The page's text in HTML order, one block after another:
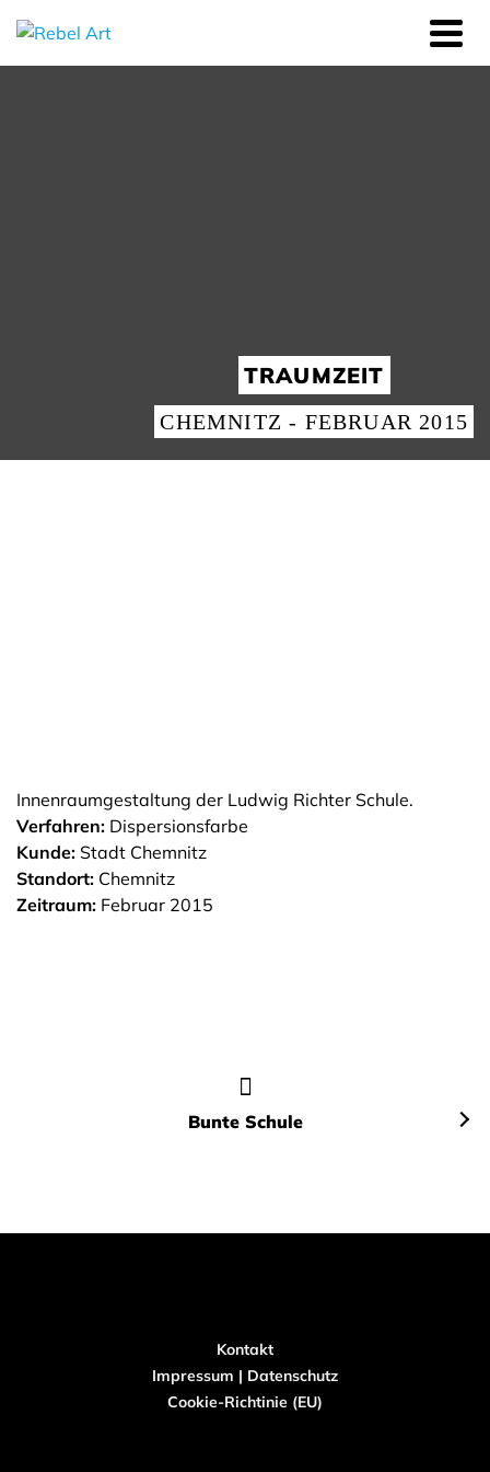
TRAUMZEIT
CHEMNITZ - FEBRUAR 2015
Innenraumgestaltung der Ludwig Richter Schule.
Verfahren: Dispersionsfarbe
Kunde: Stadt Chemnitz
Standort: Chemnitz
Zeitraum: Februar 2015
Bunte Schule
Kontakt
Impressum | Datenschutz
Cookie-Richtinie (EU)